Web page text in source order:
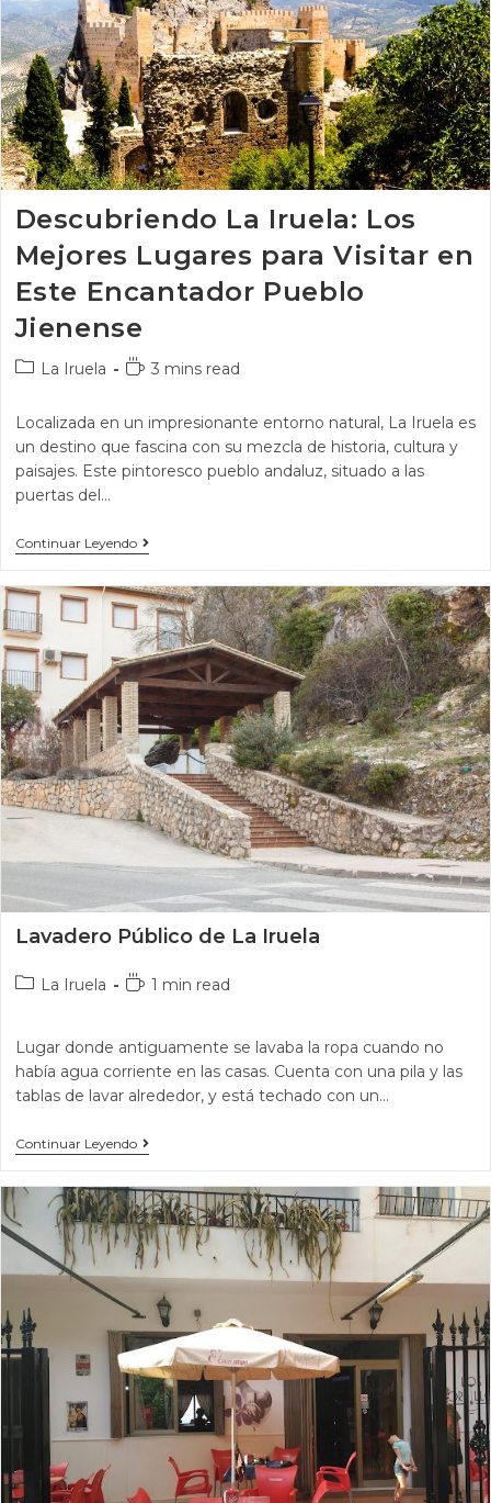
Descubriendo La Iruela: Los
Mejores Lugares para Visitar en
Este Encantador Pueblo
Jienense
La Iruela 3 mins read
Localizada en un impresionante entorno natural, La Iruela es
un destino que fascina con su mezcla de historia, cultura y
paisajes. Este pintoresco pueblo andaluz, situado a las
puertas del…
Continuar Leyendo
Lavadero Público de La Iruela
La Iruela 1 min read
Lugar donde antiguamente se lavaba la ropa cuando no
había agua corriente en las casas. Cuenta con una pila y las
tablas de lavar alrededor, y está techado con un…
Continuar Leyendo